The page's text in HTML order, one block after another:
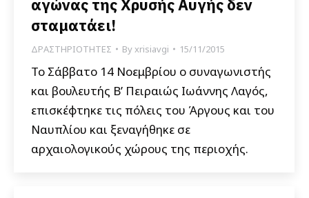
αγώνας της Χρυσής Αυγής δεν
σταματάει!
ΔΡΑΣΤΗΡΙΟΤΗΤΕΣ Byxrisiavgi 15/11/2015
Το Σάββατο 14 Νοεμβρίου ο συναγωνιστής
και βουλευτής Β’ Πειραιώς Ιωάννης Λαγός,
επισκέφτηκε τις πόλεις του Άργους και του
Ναυπλίου και ξεναγήθηκε σε
αρχαιολογικούς χώρους της περιοχής.